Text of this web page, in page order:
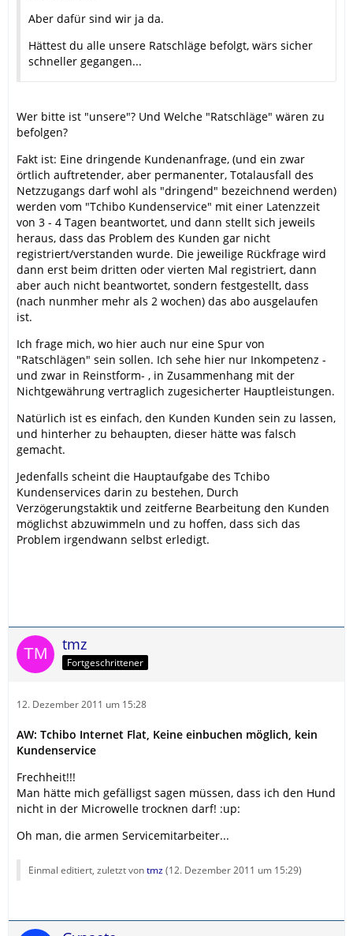
Aber dafür sind wir ja da.
Hättest du alle unsere Ratschläge befolgt, wärs sicher
schneller gegangen...
Wer bitte ist "unsere"? Und Welche "Ratschläge" wären zu
befolgen?
Fakt ist: Eine dringende Kundenanfrage, (und ein zwar
örtlich auftretender, aber permanenter, Totalausfall des
Netzzugangs darf wohl als "dringend" bezeichnend werden)
werden vom "Tchibo Kundenservice" mit einer Latenzzeit
von 3 - 4 Tagen beantwortet, und dann stellt sich jeweils
heraus, dass das Problem des Kunden gar nicht
registriert/verstanden wurde. Die jeweilige Rückfrage wird
dann erst beim dritten oder vierten Mal registriert, dann
aber auch nicht beantwortet, sondern festgestellt, dass
(nach nunmher mehr als 2 wochen) das abo ausgelaufen
ist.
Ich frage mich, wo hier auch nur eine Spur von
"Ratschlägen" sein sollen. Ich sehe hier nur Inkompetenz -
und zwar in Reinstform- , in Zusammenhang mit der
Nichtgewährung vertraglich zugesicherter Hauptleistungen.
Natürlich ist es einfach, den Kunden Kunden sein zu lassen,
und hinterher zu behaupten, dieser hätte was falsch
gemacht.
Jedenfalls scheint die Hauptaufgabe des Tchibo
Kundenservices darin zu bestehen, Durch
Verzögerungstaktik und zeitferne Bearbeitung den Kunden
möglichst abzuwimmeln und zu hoffen, dass sich das
Problem irgendwann selbst erledigt.
tmz
Fortgeschrittener
12. Dezember 2011 um 15:28
AW: Tchibo Internet Flat, Keine einbuchen möglich, kein
Kundenservice
Frechheit!!!
Man hätte mich gefälligst sagen müssen, dass ich den Hund
nicht in der Microwelle trocknen darf! :up:
Oh man, die armen Servicemitarbeiter...
Einmal editiert, zuletzt vontmz(12. Dezember 2011 um 15:29)